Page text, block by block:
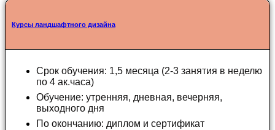
Курсы ландшафтного дизайна
Срок обучения: 1,5 месяца (2-3 занятия в неделю
по 4 ак.часа)
Обучение: утренняя, дневная, вечерняя,
выходного дня
По окончанию: диплом и сертификат